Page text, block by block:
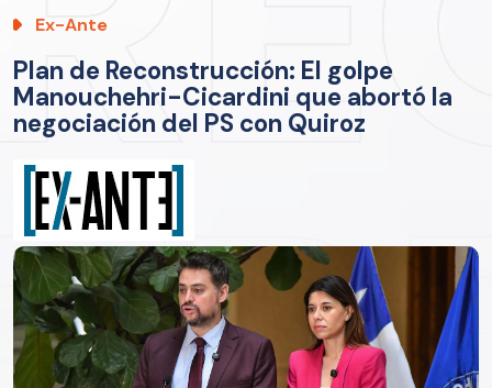
Ex-Ante
Plan de Reconstrucción: El golpe
Manouchehri-Cicardini que abortó la
negociación del PS con Quiroz